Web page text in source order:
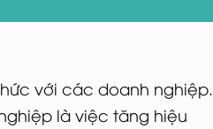
với các doanh nghiệp.
là việc tăng hiệu